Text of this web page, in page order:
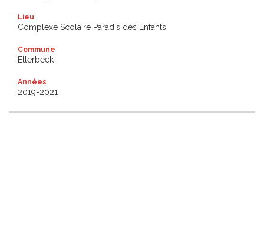
Lieu
Complexe Scolaire Paradis des Enfants
Commune
Etterbeek
Années
2019-2021